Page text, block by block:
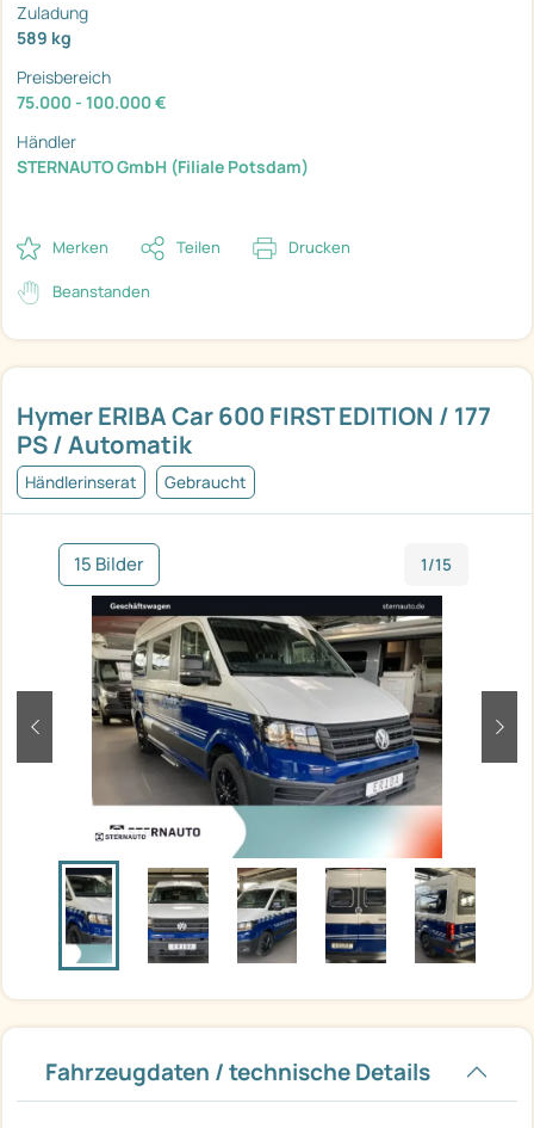
Hymer ERIBA Car 600 FIRST EDITION / 177
PS / Automatik
Händlerinserat Gebraucht
15 Bilder 1/15
zurück
Fahrzeugdaten / technische Details
Zuladung
589 kg
Preisbereich
75.000 - 100.000 €
Händler
STERNAUTO GmbH (Filiale Potsdam)
Merken Teilen Drucken
Beanstanden